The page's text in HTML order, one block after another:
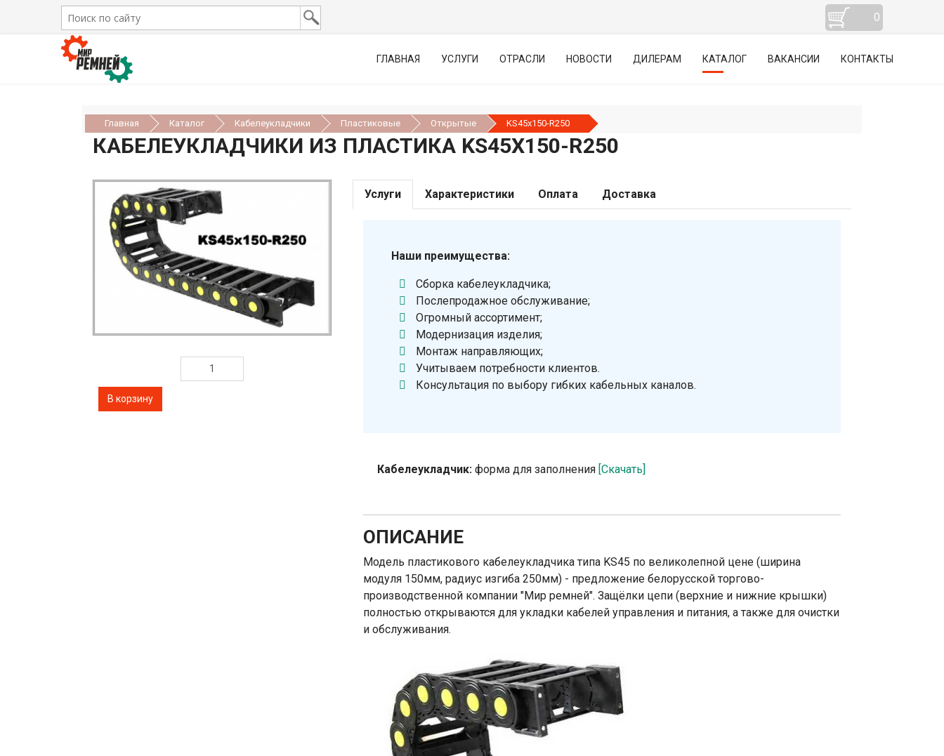
0
ГЛАВНАЯ УСЛУГИ ОТРАСЛИ НОВОСТИ ДИЛЕРАМ КАТАЛОГ ВАКАНСИИ КОНТАКТЫ
Главная Каталог Кабелеукладчики Пластиковые Открытые KS45х150-R250
КАБЕЛЕУКЛАДЧИКИ ИЗ ПЛАСТИКА KS45Х150-R250
Услуги Характеристики Оплата Доставка
Наши преимущества:
Сборка кабелеукладчика;
Послепродажное обслуживание;
Огромный ассортимент;
Модернизация изделия;
Монтаж направляющих;
Учитываем потребности клиентов.
Консультация по выбору гибких кабельных каналов.
Кабелеукладчик: форма для заполнения [Скачать]
ОПИСАНИЕ
Модель пластикового кабелеукладчика типа KS45 по великолепной цене (ширина
модуля 150мм, радиус изгиба 250мм) - предложение белорусской торгово-
производственной компании "Мир ремней". Защёлки цепи (верхние и нижние крышки)
полностью открываются для укладки кабелей управления и питания, а также для очистки
и обслуживания.